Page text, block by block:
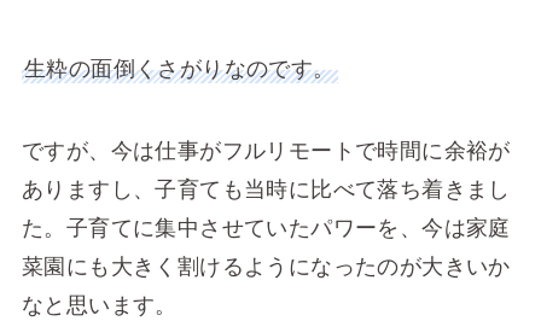
生粋の面倒くさがりなのです。
ですが、今は仕事がフルリモートで時間に余裕が
ありますし、子育ても当時に比べて落ち着きまし
た。子育てに集中させていたパワーを、今は家庭
菜園にも大きく割けるようになったのが大きいか
なと思います。